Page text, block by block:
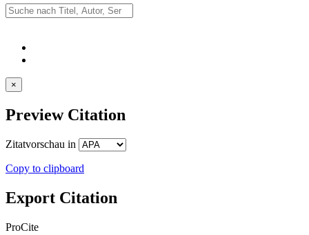
×
Preview Citation
Zitatvorschau in
Copy to clipboard
Export Citation
ProCite